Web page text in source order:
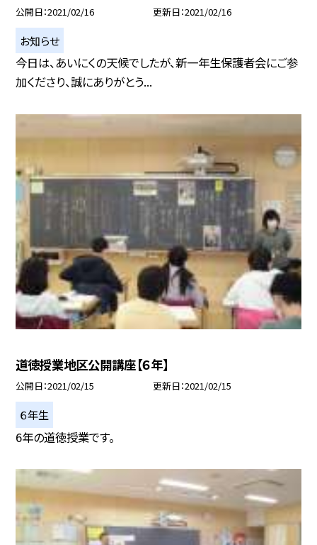
公開日 2021/02/16 更新日 2021/02/16
お知らせ
今日は、あいにくの天候でしたが、新一年生保護者会にご参
加くださり、誠にありがとう...
道徳授業地区公開講座【６年】
公開日 2021/02/15 更新日 2021/02/15
６年生
6年の道徳授業です。